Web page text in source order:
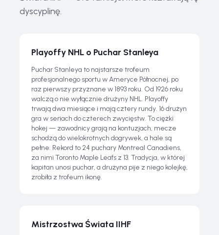
dyscyplinę.
Playoffy NHL o Puchar Stanleya
Puchar Stanleya to najstarsze trofeum
profesjonalnego sportu w Ameryce Północnej, po
raz pierwszy przyznane w 1893 roku. Od 1926 roku
walczą o nie wyłącznie drużyny NHL. Playoffy
trwają dwa miesiące i mają cztery rundy. 16 drużyn
gra w seriach do czterech zwycięstw. To ciężki
hokej — zawodnicy grają na kontuzjach, mecze
schodzą do wielokrotnych dogrywek, a hale są
pełne. Rekord to 24 puchary Montreal Canadiens,
za nimi Toronto Maple Leafs z 13. Tradycja, w której
kapitan unosi puchar, a drużyna pije z niego kolejkę,
zrobiła z trofeum ikonę.
Mistrzostwa Świata IIHF